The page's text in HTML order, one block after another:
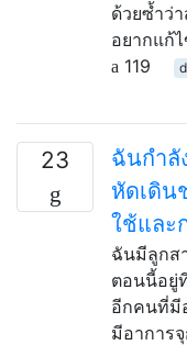
ด้วยซ้ำว่
อยากแก้
119
23
ฉันกำลั
หัดเดิน
ใช้และ
ฉันมีลูกส
ตอนนี้อยู่
อีกคนที่มี
มีอาการ